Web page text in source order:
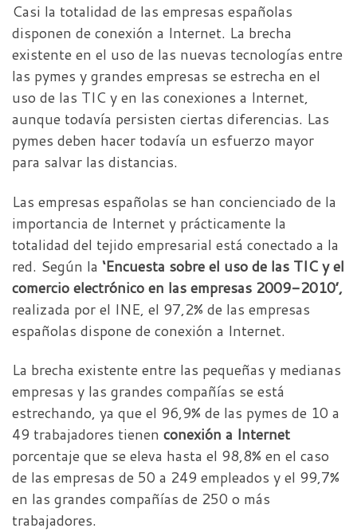
Casi la totalidad de las empresas españolas
disponen de conexión a Internet. La brecha
existente en el uso de las nuevas tecnologías entre
las pymes y grandes empresas se estrecha en el
uso de las TIC y en las conexiones a Internet,
aunque todavía persisten ciertas diferencias. Las
pymes deben hacer todavía un esfuerzo mayor
para salvar las distancias.
Las empresas españolas se han concienciado de la
importancia de Internet y prácticamente la
totalidad del tejido empresarial está conectado a la
red. Según la ‘Encuesta sobre el uso de las TIC y el
comercio electrónico en las empresas 2009-2010’,
realizada por el INE, el 97,2% de las empresas
españolas dispone de conexión a Internet.
La brecha existente entre las pequeñas y medianas
empresas y las grandes compañías se está
estrechando, ya que el 96,9% de las pymes de 10 a
49 trabajadores tienen conexión a Internet
porcentaje que se eleva hasta el 98,8% en el caso
de las empresas de 50 a 249 empleados y el 99,7%
en las grandes compañías de 250 o más
trabajadores.